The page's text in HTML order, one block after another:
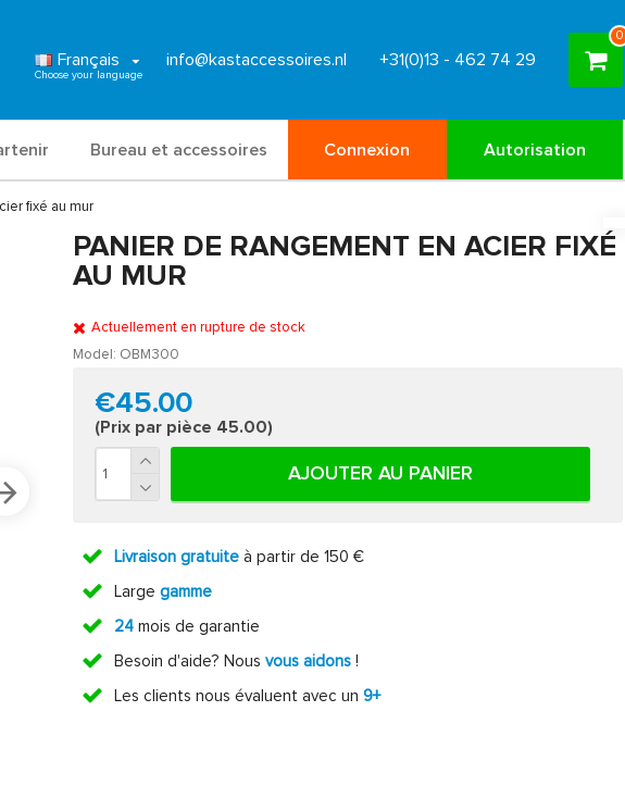
Français info@kastaccessoires.nl +31(0)13 - 462 74 29
0
Bureau et accessoires Connexion Autorisation
fixé au mur
PANIER DE RANGEMENT EN ACIER FIXÉ
AU MUR
Actuellement en rupture de stock
Model: OBM300
€45.00
(Prix par pièce 45.00)
AJOUTER AU PANIER
Livraison gratuiteà partir de 150 €
Large gamme
24mois de garantie
Besoin d'aide? Nous vous aidons!
Les clients nous évaluent avec un 9+